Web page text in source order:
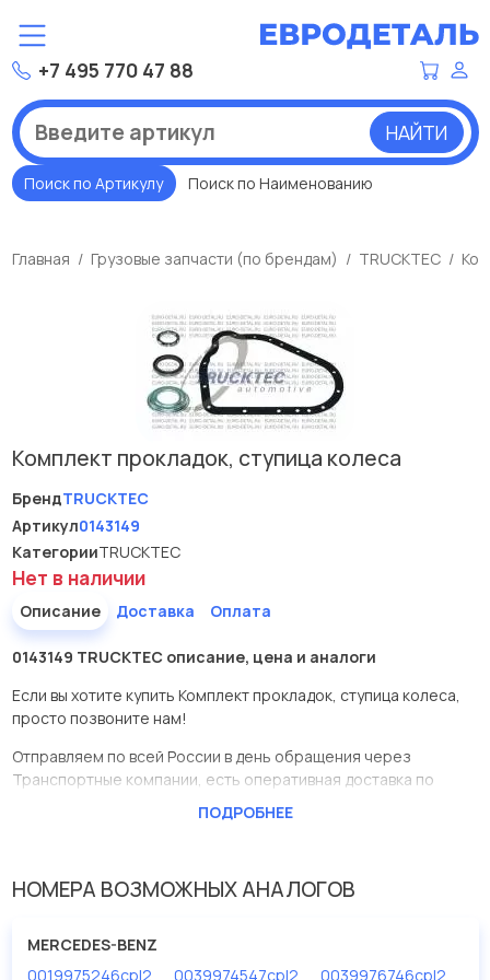
+7 495 770 47 88
НАЙТИ
Поиск по Артикулу Поиск по Наименованию
Главная Грузовые запчасти (по брендам) TRUCKTEC
Комплект прокладок, ступица колеса
БрендTRUCKTEC
Артикул0143149
КатегорииTRUCKTEC
Нет в наличии
Описание Доставка Оплата
0143149 TRUCKTEC описание, цена и аналоги
Если вы хотите купить Комплект прокладок, ступица колеса,
просто позвоните нам!
Отправляем по всей России в день обращения через
Транспортные компании, есть оперативная доставка по
У данной детали есть аналоги с номерами, убедитесь сами.
Евродеталь представлены в большом ассортименте.
ПОДРОБНЕЕ
НОМЕРА ВОЗМОЖНЫХ АНАЛОГОВ
MERCEDES-BENZ
0019975246cpl2
0039974547cpl2
0039976746cpl2